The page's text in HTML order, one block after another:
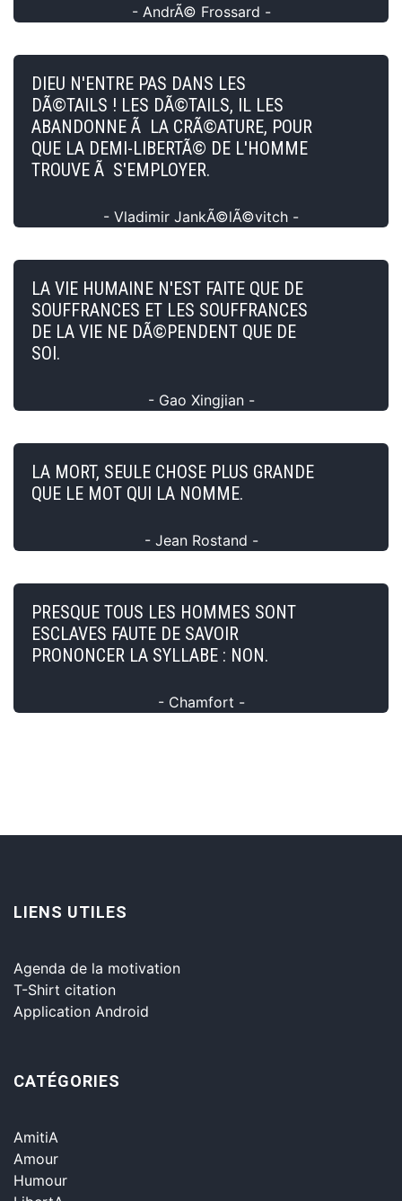
- AndrÃ© Frossard -
DIEU N'ENTRE PAS DANS LES
DÃ©TAILS ! LES DÃ©TAILS, IL LES
ABANDONNE Ã LA CRÃ©ATURE, POUR
QUE LA DEMI-LIBERTÃ© DE L'HOMME
TROUVE Ã S'EMPLOYER.
- Vladimir JankÃ©lÃ©vitch -
LA VIE HUMAINE N'EST FAITE QUE DE
SOUFFRANCES ET LES SOUFFRANCES
DE LA VIE NE DÃ©PENDENT QUE DE
SOI.
- Gao Xingjian -
LA MORT, SEULE CHOSE PLUS GRANDE
QUE LE MOT QUI LA NOMME.
- Jean Rostand -
PRESQUE TOUS LES HOMMES SONT
ESCLAVES FAUTE DE SAVOIR
PRONONCER LA SYLLABE : NON.
- Chamfort -
LIENS UTILES
Agenda de la motivation
T-Shirt citation
Application Android
CATÉGORIES
AmitiA
Amour
Humour